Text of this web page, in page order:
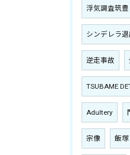
浮気調査筑豊
シンデレラ退
逆走事故
TSUBAME
Adultery
宗像 飯塚